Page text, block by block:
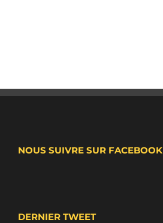
NOUS SUIVRE SUR FACEBOOK
DERNIER TWEET